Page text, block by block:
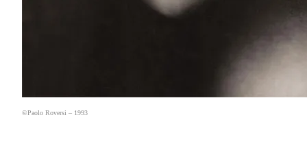
©Paolo Roversi – 1993